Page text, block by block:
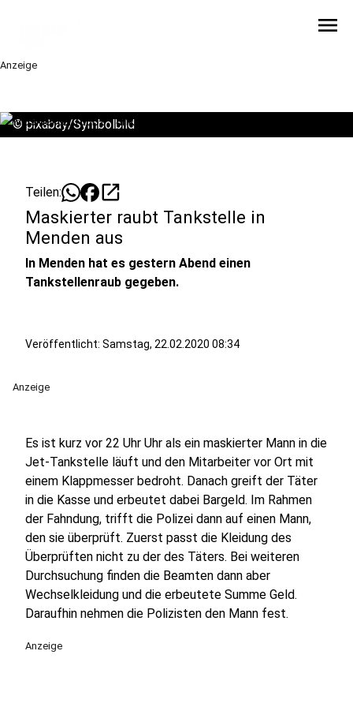
menu
Anzeige
© pixabay/Symbolbild
Teilen: open_in_new
Maskierter raubt Tankstelle in
Menden aus
In Menden hat es gestern Abend einen
Tankstellenraub gegeben.
Veröffentlicht: Samstag, 22.02.2020 08:34
Anzeige
Es ist kurz vor 22 Uhr Uhr als ein maskierter Mann in die
Jet-Tankstelle läuft und den Mitarbeiter vor Ort mit
einem Klappmesser bedroht. Danach greift der Täter
in die Kasse und erbeutet dabei Bargeld. Im Rahmen
der Fahndung, trifft die Polizei dann auf einen Mann,
den sie überprüft. Zuerst passt die Kleidung des
Überprüften nicht zu der des Täters. Bei weiteren
Durchsuchung finden die Beamten dann aber
Wechselkleidung und die erbeutete Summe Geld.
Daraufhin nehmen die Polizisten den Mann fest.
Anzeige